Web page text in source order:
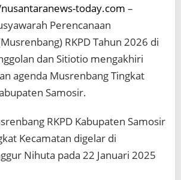
today.com –
Perencanaan
RKPD Tahun 2026 di
dan Sitiotio mengakhiri
agenda Musrenbang Tingkat
Samosir.
RKPD Kabupaten Samosir
Kecamatan digelar di
Nihuta pada 22 Januari 2025